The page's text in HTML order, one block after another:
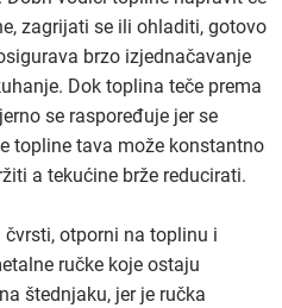
zagrijati se ili ohladiti, gotovo
brzo izjednačavanje
Dok toplina teče prema
se raspoređuje jer se
topline tava može konstantno
a tekućine brže reducirati.
otporni na toplinu i
ručke koje ostaju
štednjaku, jer je ručka